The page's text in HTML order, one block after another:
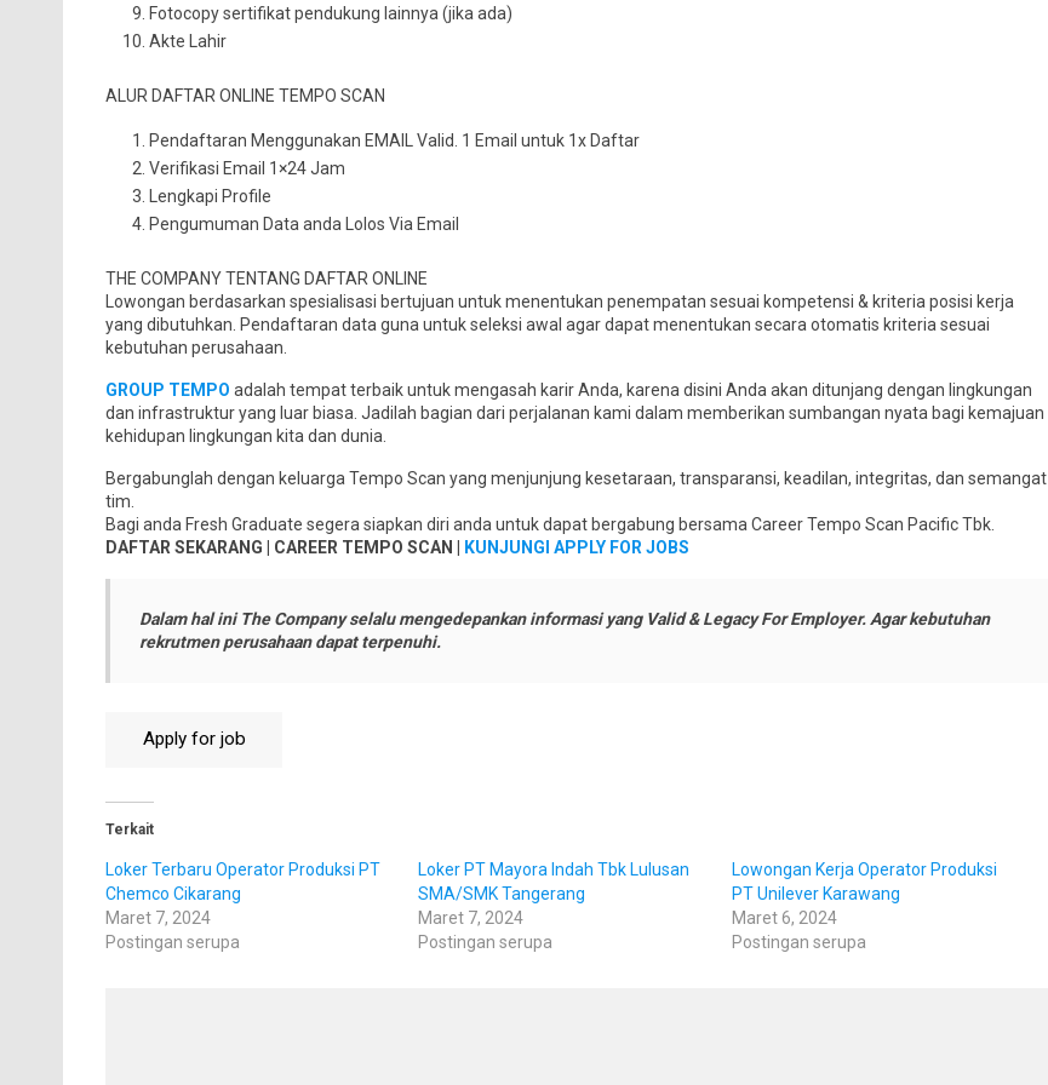
Fotocopy sertifikat pendukung lainnya (jika ada)
Akte Lahir
ALUR DAFTAR ONLINE TEMPO SCAN
Pendaftaran Menggunakan EMAIL Valid. 1 Email untuk 1x Daftar
Verifikasi Email 1×24 Jam
Lengkapi Profile
Pengumuman Data anda Lolos Via Email
THE COMPANY TENTANG DAFTAR ONLINE
Lowongan berdasarkan spesialisasi bertujuan untuk menentukan penempatan sesuai kompetensi & kriteria posisi kerja
yang dibutuhkan. Pendaftaran data guna untuk seleksi awal agar dapat menentukan secara otomatis kriteria sesuai
kebutuhan perusahaan.
GROUP TEMPO adalah tempat terbaik untuk mengasah karir Anda, karena disini Anda akan ditunjang dengan lingkungan
dan infrastruktur yang luar biasa. Jadilah bagian dari perjalanan kami dalam memberikan sumbangan nyata bagi kemajuan
kehidupan lingkungan kita dan dunia.
Bergabunglah dengan keluarga Tempo Scan yang menjunjung kesetaraan, transparansi, keadilan, integritas, dan semangat
tim.
Bagi anda Fresh Graduate segera siapkan diri anda untuk dapat bergabung bersama Career Tempo Scan Pacific Tbk.
DAFTAR SEKARANG | CAREER TEMPO SCAN |
KUNJUNGI APPLY FOR JOBS
Dalam hal ini The Company selalu mengedepankan informasi yang Valid & Legacy For Employer. Agar kebutuhan
rekrutmen perusahaan dapat terpenuhi.
Terkait
Loker Terbaru Operator Produksi PT
Chemco Cikarang
Maret 7, 2024
Postingan serupa
Loker PT Mayora Indah Tbk Lulusan
SMA/SMK Tangerang
Maret 7, 2024
Postingan serupa
Lowongan Kerja Operator Produksi
PT Unilever Karawang
Maret 6, 2024
Postingan serupa